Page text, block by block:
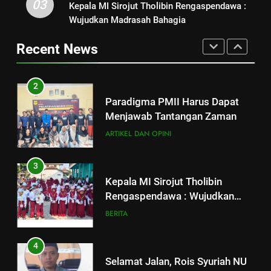
Paradigma PMII Harus Dapat
3
Rengaspendawa : Wujudkan
Madrasah Bahagia
4
Ranting Jagalempeni, Ustad
Susilo
5
dan Tradisi Aswaja di
03
Kepala MI Sirojut Tholibin Rengaspendawa :
Wujudkan Madrasah Bahagia
Recent News
1
Strategi Pengembangan PMII
dan Penguatan Ideologi
ASWAJA di Kalangan Generasi Z
2
Paradigma PMII Harus Dapat
Menjawab Tantangan Zaman
ARTIKEL DAN OPINI
3
Kepala MI Sirojut Tholibin
Rengaspendawa : Wujudkan
Madrasah Bahagia
BERITA
4
Selamat Jalan, Rois Syuriah NU